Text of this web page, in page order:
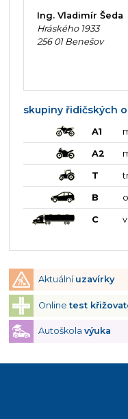
Ing. Vladimír Šeda
Hráského 1933
256 01 Benešov
skupiny řidičských
A1
A2
T
B
C
Aktuální uzavírky
Onlinetest
Autoškola výuka